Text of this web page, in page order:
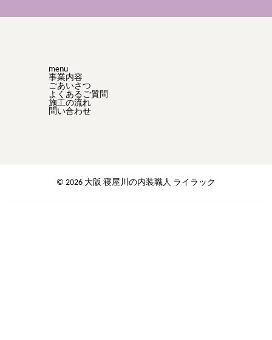
menu
事業内容
ごあいさつ
よくあるご質問
施工の流れ
問い合わせ
© 2026 大阪 寝屋川の内装職人 ライラック